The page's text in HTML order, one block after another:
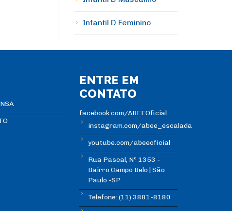
Infantil D Feminino
ENTRE EM
CONTATO
facebook.com/ABEEOficial
instagram.com/abee_escalada
youtube.com/abeeoficial
Rua Pascal, Nº 1353 -
Bairro Campo Belo | São
Paulo -SP
Telefone: (11) 3881-8180